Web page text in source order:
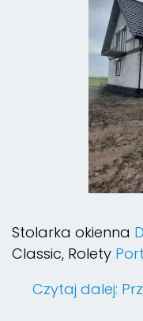
Stolarka okienna
Classic, Rolety
Czytaj dalej: